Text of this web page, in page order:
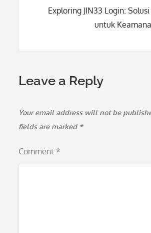
Exploring JIN33 Login:
untuk
Leave a Reply
Your email address will not be
fields are marked *
Comment *